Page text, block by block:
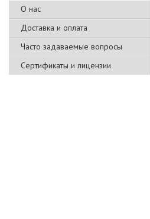
О нас
Доставка и оплата
Часто задаваемые вопросы
Сертификаты и лицензии